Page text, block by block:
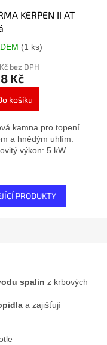
KERPEN II AT
(1 ks)
bez DPH
Kč
košíku
kamna pro topení
a hnědým uhlím.
výkon: 5 kW
PRODUKTY
spalin z krbových
a zajišťují